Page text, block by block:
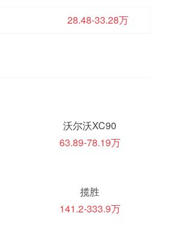
28.48-33.28万
沃尔沃XC90
63.89-78.19万
揽胜
141.2-333.9万